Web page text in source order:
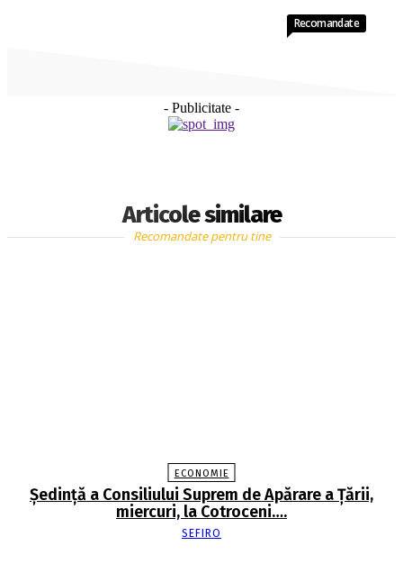
- Publicitate -
Articole similare
Recomandate
Recomandate pentru tine
ECONOMIE
Şedinţă a Consiliului Suprem de Apărare a Ţării,
miercuri, la Cotroceni….
SEFIRO